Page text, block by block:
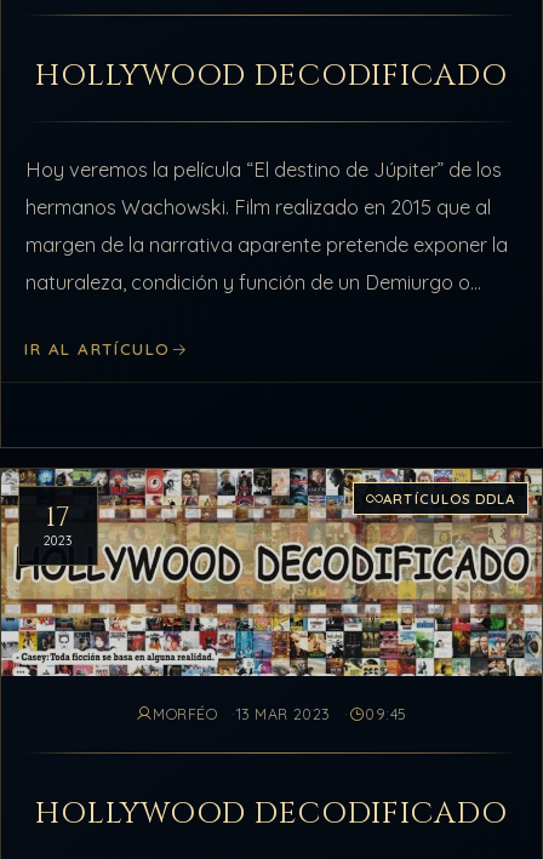
HOLLYWOOD DECODIFICADO
Hoy veremos la película “El destino de Júpiter” de los
hermanos Wachowski. Film realizado en 2015 que al
margen de la narrativa aparente pretende exponer la
naturaleza, condición y función de un Demiurgo o
IR AL ARTÍCULO
17
2023
ARTÍCULOS DDLA
MORFÉO 13 MAR 2023 09:45
HOLLYWOOD DECODIFICADO